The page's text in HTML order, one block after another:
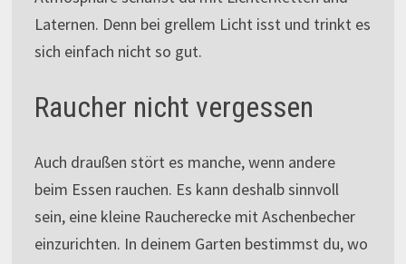
Laternen. Denn bei grellem Licht isst und trinkt es
sich einfach nicht so gut.
Raucher nicht vergessen
Auch draußen stört es manche, wenn andere
beim Essen rauchen. Es kann deshalb sinnvoll
sein, eine kleine Raucherecke mit Aschenbecher
einzurichten. In deinem Garten bestimmst du, wo